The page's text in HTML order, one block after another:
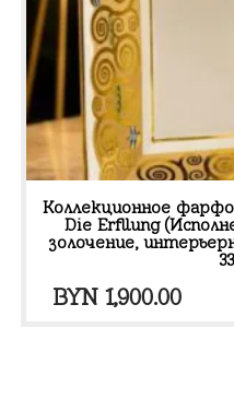
Коллекционное
Die Erfllung
золочение,
BYN 1,900.00